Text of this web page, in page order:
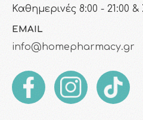
Καθημερινές 8:00 - 21:00
EMAIL
info@homepharmacy.gr